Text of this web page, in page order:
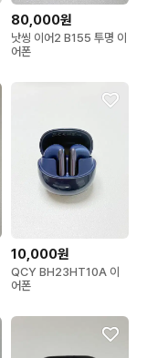
80,000원
낫씽 이어2 B155 투명 이
어폰
10,000원
QCY BH23HT10A 이
어폰